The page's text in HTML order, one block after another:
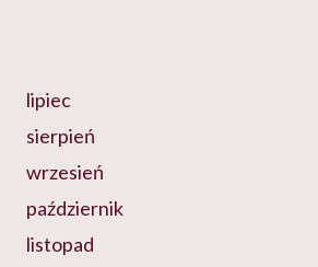
lipiec
sierpień
wrzesień
październik
listopad